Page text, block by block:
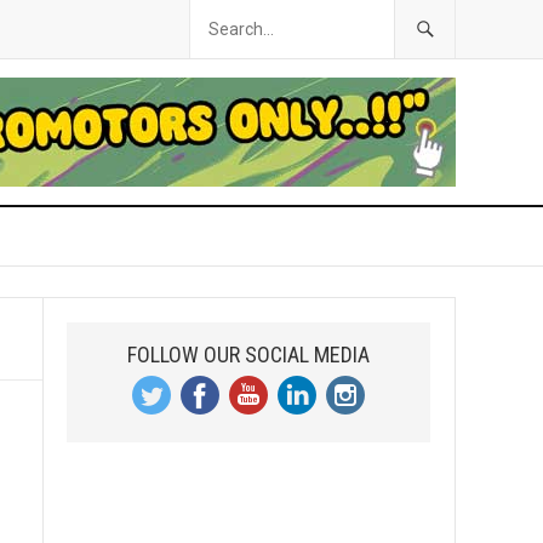
FOLLOW OUR SOCIAL MEDIA